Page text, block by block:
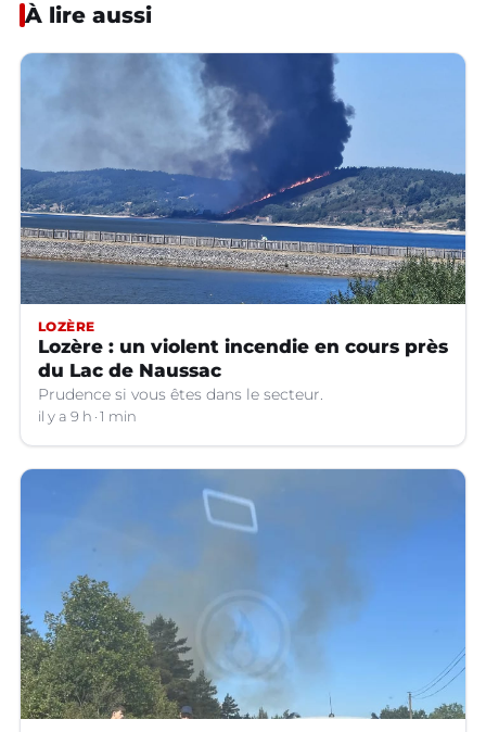
À lire aussi
LOZÈRE
Lozère : un violent incendie en cours près
du Lac de Naussac
Prudence si vous êtes dans le secteur.
il y a 9 h 1 min